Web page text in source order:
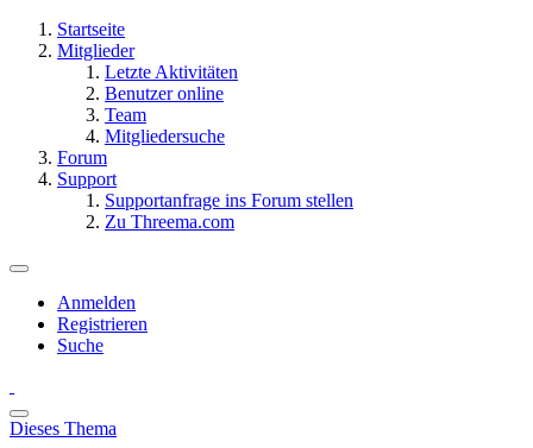
Startseite
Mitglieder
Letzte Aktivitäten
Benutzer online
Team
Mitgliedersuche
Forum
Support
Supportanfrage ins Forum stellen
Zu Threema.com
Anmelden
Registrieren
Suche
Dieses Thema